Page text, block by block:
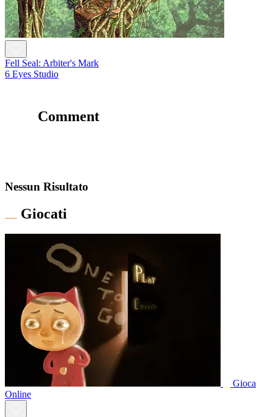
Fell Seal: Arbiter's Mark
6 Eyes Studio
Comment
Nessun Risultato
Giocati
Gioca
Online